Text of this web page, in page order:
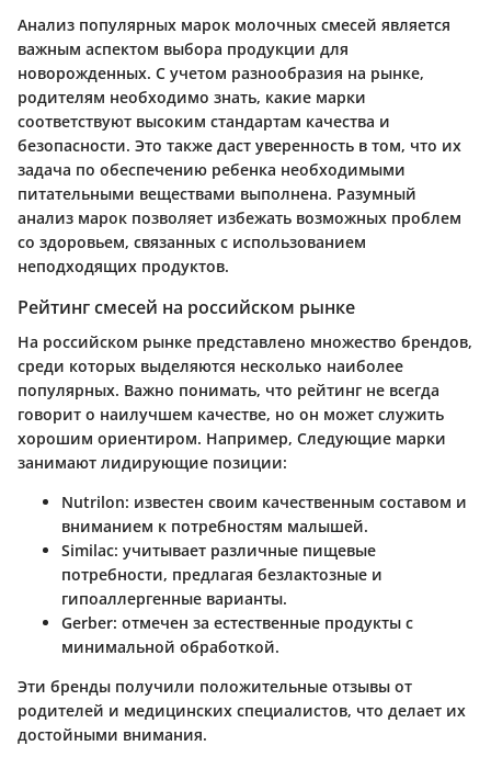
Анализ популярных марок молочных смесей является
важным аспектом выбора продукции для
новорожденных. С учетом разнообразия на рынке,
родителям необходимо знать, какие марки
соответствуют высоким стандартам качества и
безопасности. Это также даст уверенность в том, что их
задача по обеспечению ребенка необходимыми
питательными веществами выполнена. Разумный
анализ марок позволяет избежать возможных проблем
со здоровьем, связанных с использованием
неподходящих продуктов.
Рейтинг смесей на российском рынке
На российском рынке представлено множество брендов,
среди которых выделяются несколько наиболее
популярных. Важно понимать, что рейтинг не всегда
говорит о наилучшем качестве, но он может служить
хорошим ориентиром. Например, Следующие марки
занимают лидирующие позиции:
Nutrilon: известен своим качественным составом и
вниманием к потребностям малышей.
Similac: учитывает различные пищевые
потребности, предлагая безлактозные и
гипоаллергенные варианты.
Gerber: отмечен за естественные продукты с
минимальной обработкой.
Эти бренды получили положительные отзывы от
родителей и медицинских специалистов, что делает их
достойными внимания.